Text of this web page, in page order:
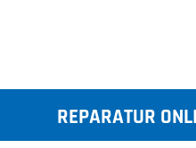
REPARATUR